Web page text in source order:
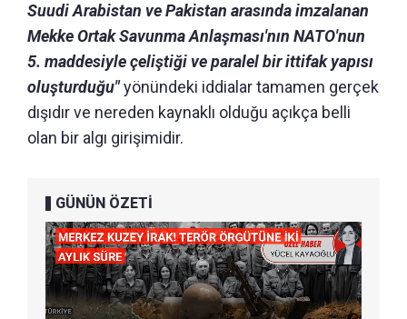
Suudi Arabistan ve Pakistan arasında imzalanan
Mekke Ortak Savunma Anlaşması'nın NATO'nun
5. maddesiyle çeliştiği ve paralel bir ittifak yapısı
oluşturduğu"yönündeki iddialar tamamen gerçek
dışıdır ve nereden kaynaklı olduğu açıkça belli
olan bir algı girişimidir.
GÜNÜN ÖZETİ